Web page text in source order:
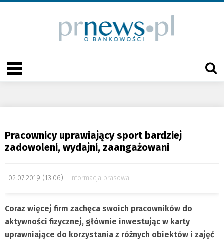
Pracownicy uprawiający sport bardziej
zadowoleni, wydajni, zaangażowani
02.07.2019 (13:06) informacja prasowa
Coraz więcej firm zachęca swoich pracowników do
aktywności fizycznej, głównie inwestując w karty
uprawniające do korzystania z różnych obiektów i zajęć